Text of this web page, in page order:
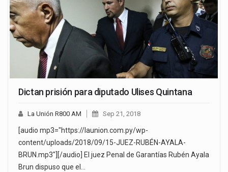
Dictan prisión para diputado Ulises Quintana
La Unión R800 AM Sep 21, 2018
[audio mp3="https://launion.com.py/wp-
content/uploads/2018/09/15-JUEZ-RUBÉN-AYALA-
BRUN.mp3"][/audio] El juez Penal de Garantías Rubén Ayala
Brun dispuso que el…